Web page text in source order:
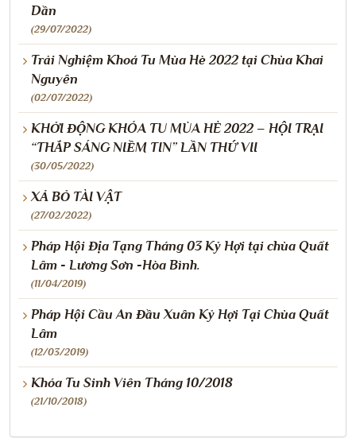
Dần
(29/07/2022)
Trải Nghiệm Khoá Tu Mùa Hè 2022 tại Chùa Khai
Nguyên
(02/07/2022)
KHỞI ĐỘNG KHÓA TU MÙA HÈ 2022 – HỘI TRẠI
“THẮP SÁNG NIỀM TIN” LẦN THỨ VII
(30/05/2022)
XẢ BỎ TÀI VẬT
(27/02/2022)
Pháp Hội Địa Tạng Tháng 03 Kỷ Hợi tại chùa Quất
Lâm - Lương Sơn -Hòa Bình.
(11/04/2019)
Pháp Hội Cầu An Đầu Xuân Kỷ Hợi Tại Chùa Quất
Lâm
(12/03/2019)
Khóa Tu Sinh Viên Tháng 10/2018
(21/10/2018)